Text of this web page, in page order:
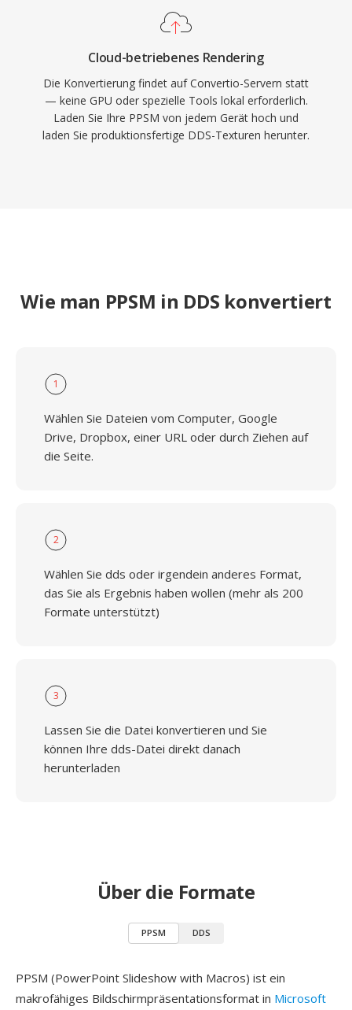
Cloud-betriebenes Rendering
Die Konvertierung findet auf Convertio-Servern statt
— keine GPU oder spezielle Tools lokal erforderlich.
Laden Sie Ihre PPSM von jedem Gerät hoch und
laden Sie produktionsfertige DDS-Texturen herunter.
Wie man PPSM in DDS konvertiert
1
Wählen Sie Dateien vom Computer, Google
Drive, Dropbox, einer URL oder durch Ziehen auf
die Seite.
2
Wählen Sie dds oder irgendein anderes Format,
das Sie als Ergebnis haben wollen (mehr als 200
Formate unterstützt)
3
Lassen Sie die Datei konvertieren und Sie
können Ihre dds-Datei direkt danach
herunterladen
Über die Formate
PPSM DDS
PPSM (PowerPoint Slideshow with Macros) ist ein
makrofähiges Bildschirmpräsentationsformat in Microsoft